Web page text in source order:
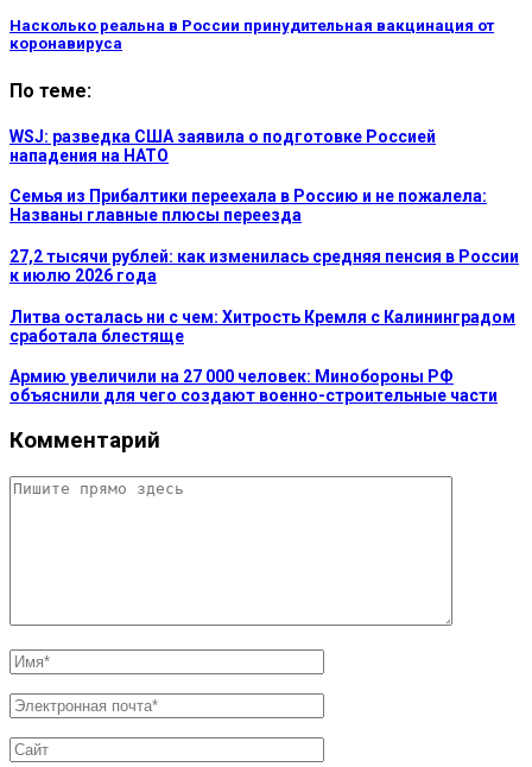
Насколько реальна в России принудительная вакцинация от
коронавируса
По теме:
WSJ: разведка США заявила о подготовке Россией
нападения на НАТО
Семья из Прибалтики переехала в Россию и не пожалела:
Названы главные плюсы переезда
27,2 тысячи рублей: как изменилась средняя пенсия в России
к июлю 2026 года
Литва осталась ни с чем: Хитрость Кремля с Калининградом
сработала блестяще
Армию увеличили на 27 000 человек: Минобороны РФ
объяснили для чего создают военно-строительные части
Комментарий